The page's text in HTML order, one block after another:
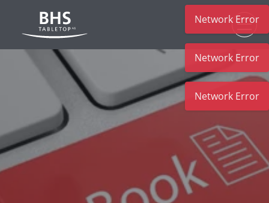
Zum Hauptinhalt
Network Error
Network Error
Network Error